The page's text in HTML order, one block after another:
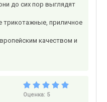
до сих пор выглядят
трикотажные, приличное
качеством и
Оценка: 5